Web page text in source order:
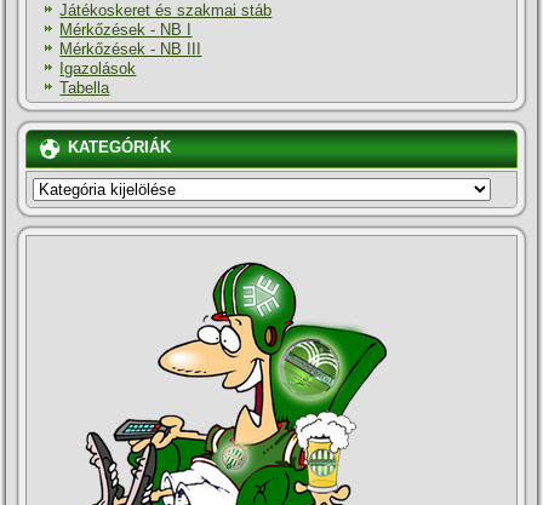
Játékoskeret és szakmai stáb
Mérkőzések - NB I
Mérkőzések - NB III
Igazolások
Tabella
KATEGÓRIÁK
KATEGÓRIÁK